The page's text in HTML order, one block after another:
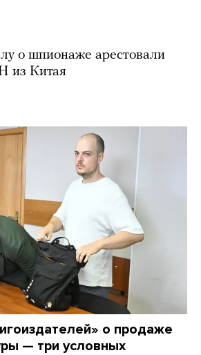
о шпионаже арестовали
из Китая
о продаже
— три условных